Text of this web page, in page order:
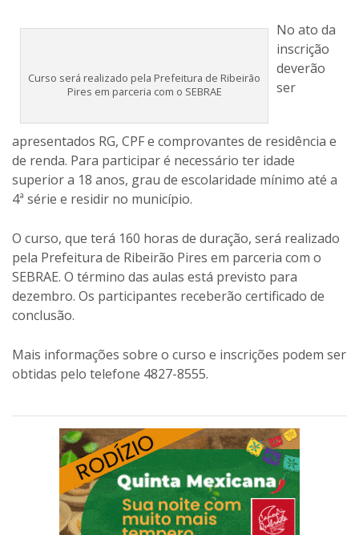
Curso será realizado pela Prefeitura de Ribeirão
Pires em parceria com o SEBRAE
No ato da
inscrição
deverão
ser
apresentados RG, CPF e comprovantes de residência e
de renda. Para participar é necessário ter idade
superior a 18 anos, grau de escolaridade mínimo até a
4ª série e residir no município.
O curso, que terá 160 horas de duração, será realizado
pela Prefeitura de Ribeirão Pires em parceria com o
SEBRAE. O término das aulas está previsto para
dezembro. Os participantes receberão certificado de
conclusão.
Mais informações sobre o curso e inscrições podem ser
obtidas pelo telefone 4827-8555.